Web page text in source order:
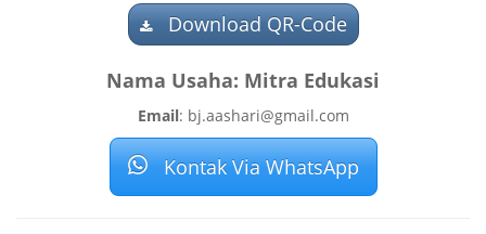
Download QR-Code
Nama Usaha: Mitra Edukasi
Email: bj.aashari@gmail.com
Kontak Via WhatsApp